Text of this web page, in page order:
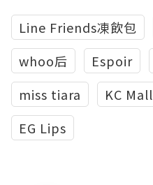
Line Friends凍飲包
whoo后
Espoir
miss tiara
KC Mall
EG Lips